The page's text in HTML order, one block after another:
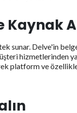
Kaynak
sunar. Delve'in
hizmetlerinden
platform ve